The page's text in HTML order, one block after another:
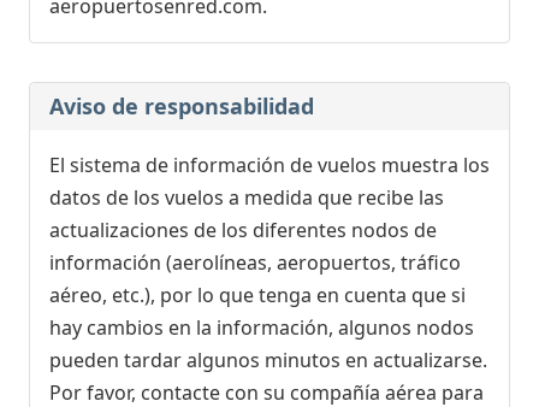
aeropuertosenred.com.
Aviso de responsabilidad
El sistema de información de vuelos muestra los
datos de los vuelos a medida que recibe las
actualizaciones de los diferentes nodos de
información (aerolíneas, aeropuertos, tráfico
aéreo, etc.), por lo que tenga en cuenta que si
hay cambios en la información, algunos nodos
pueden tardar algunos minutos en actualizarse.
Por favor, contacte con su compañía aérea para